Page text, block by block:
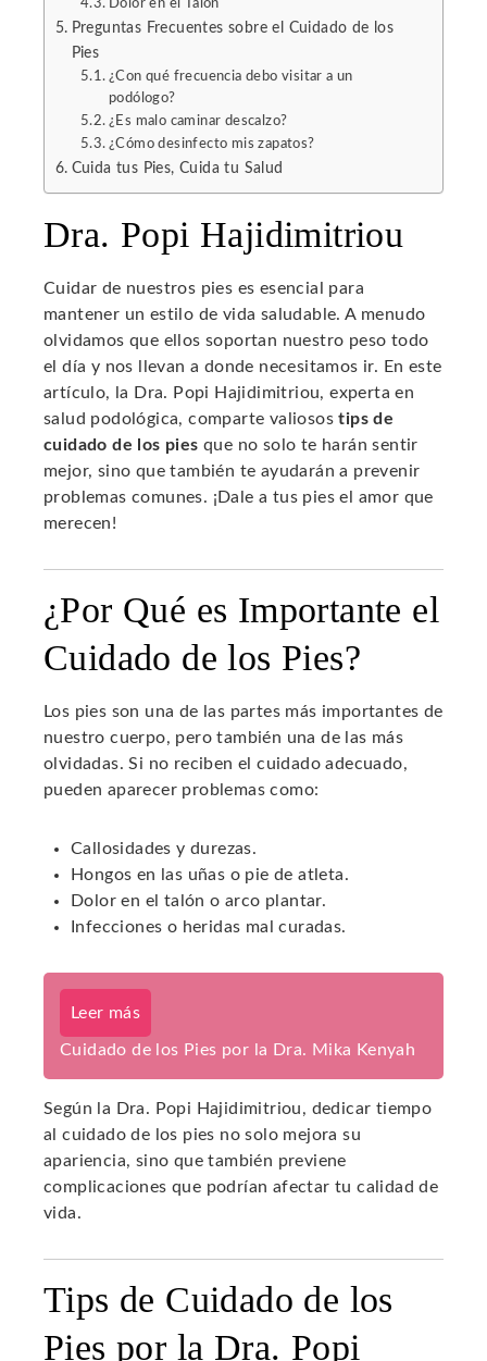
Dolor en el Talón
Preguntas Frecuentes sobre el Cuidado de los
Pies
¿Con qué frecuencia debo visitar a un
podólogo?
¿Es malo caminar descalzo?
¿Cómo desinfecto mis zapatos?
Cuida tus Pies, Cuida tu Salud
Dra. Popi Hajidimitriou
Cuidar de nuestros pies es esencial para
mantener un estilo de vida saludable. A menudo
olvidamos que ellos soportan nuestro peso todo
el día y nos llevan a donde necesitamos ir. En este
artículo, la Dra. Popi Hajidimitriou, experta en
salud podológica, comparte valiosostips de
cuidado de los pies que no solo te harán sentir
mejor, sino que también te ayudarán a prevenir
problemas comunes. ¡Dale a tus pies el amor que
merecen!
¿Por Qué es Importante el
Cuidado de los Pies?
Los pies son una de las partes más importantes de
nuestro cuerpo, pero también una de las más
olvidadas. Si no reciben el cuidado adecuado,
pueden aparecer problemas como:
Callosidades y durezas.
Hongos en las uñas o pie de atleta.
Dolor en el talón o arco plantar.
Infecciones o heridas mal curadas.
Leer más
Cuidado de los Pies por la Dra. Mika Kenyah
Según la Dra. Popi Hajidimitriou, dedicar tiempo
al cuidado de los pies no solo mejora su
apariencia, sino que también previene
complicaciones que podrían afectar tu calidad de
vida.
Tips de Cuidado de los
Pies por la Dra. Popi